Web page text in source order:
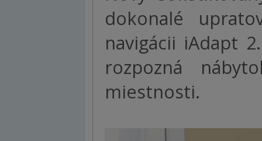
dokonalé
navigácii iAdapt
rozpozná
miestnosti.